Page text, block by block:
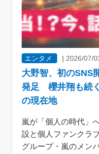
エンタメ |2026/07/
大野智、初のSNS
発足 櫻井翔も続
の現在地
嵐が「個人の時代」
設と個人ファンクラ
グループ・嵐のメン